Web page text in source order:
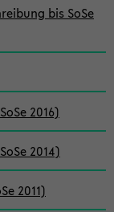
bis SoSe
2016)
2014)
2011)